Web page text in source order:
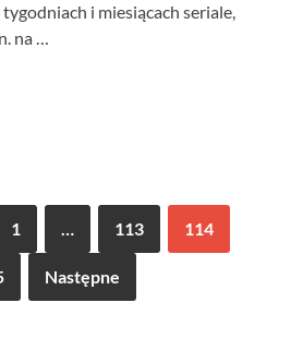
i miesiącach seriale,
na …
1 … 113 114
Następne